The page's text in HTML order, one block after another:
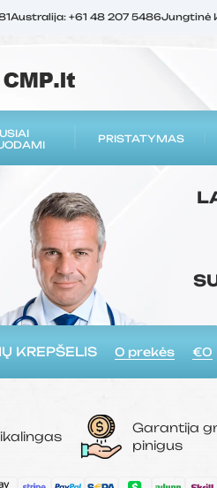
Australija: +61 48 207 5486Jungtinė
PRISTATYMAS
KREPŠELIS 0 prekės €0
Garantija
pinigus